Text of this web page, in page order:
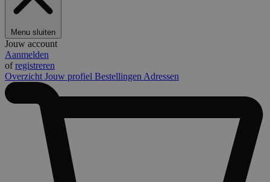
Menu sluiten
Jouw account
Aanmelden
ofregistreren
Overzicht Jouw profiel Bestellingen Adressen